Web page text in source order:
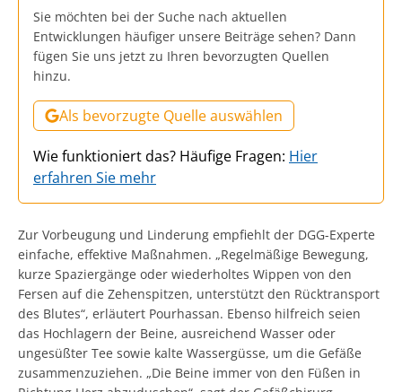
Sie möchten bei der Suche nach aktuellen
Entwicklungen häufiger unsere Beiträge sehen? Dann
fügen Sie uns jetzt zu Ihren bevorzugten Quellen
hinzu.
Als bevorzugte Quelle auswählen
Wie funktioniert das? Häufige Fragen: Hier
erfahren Sie mehr
Zur Vorbeugung und Linderung empfiehlt der DGG-Experte
einfache, effektive Maßnahmen. „Regelmäßige Bewegung,
kurze Spaziergänge oder wiederholtes Wippen von den
Fersen auf die Zehenspitzen, unterstützt den Rücktransport
des Blutes“, erläutert Pourhassan. Ebenso hilfreich seien
das Hochlagern der Beine, ausreichend Wasser oder
ungesüßter Tee sowie kalte Wassergüsse, um die Gefäße
zusammenzuziehen. „Die Beine immer von den Füßen in